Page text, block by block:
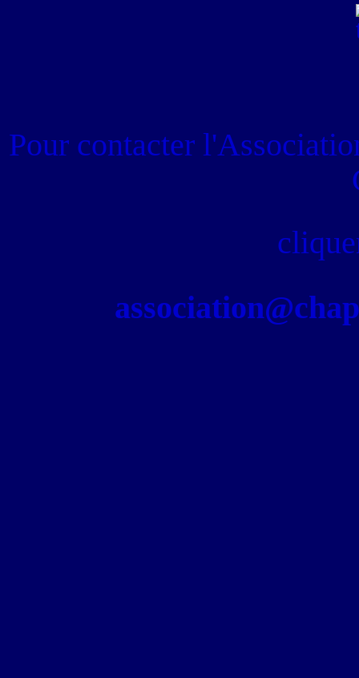
Pour contacter